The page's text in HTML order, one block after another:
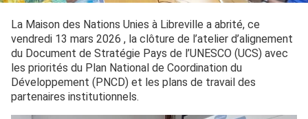
La Maison des Nations Unies à Libreville a abrité, ce
vendredi 13 mars 2026 , la clôture de l’atelier d’alignement
du Document de Stratégie Pays de l’UNESCO (UCS) avec
les priorités du Plan National de Coordination du
Développement (PNCD) et les plans de travail des
partenaires institutionnels.